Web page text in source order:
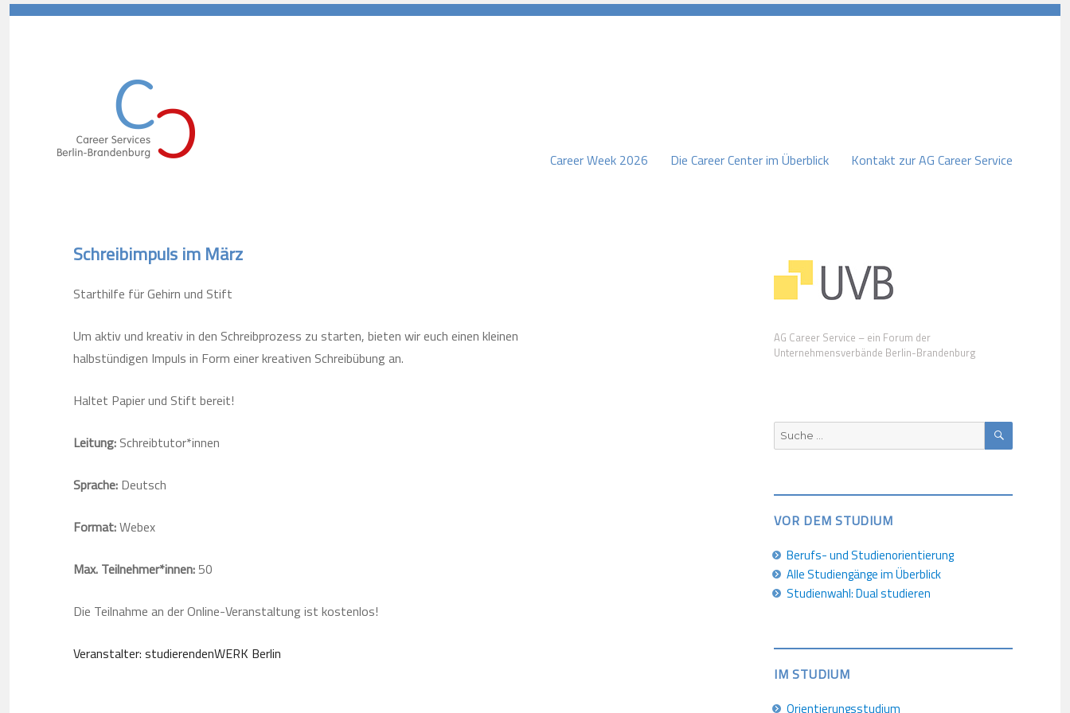
Career Week 2026 Die Career Center im Überblick Kontakt zur AG Career Service
Schreibimpuls im März
Starthilfe für Gehirn und Stift
Um aktiv und kreativ in den Schreibprozess zu starten, bieten wir euch einen kleinen
halbstündigen Impuls in Form einer kreativen Schreibübung an.
Haltet Papier und Stift bereit!
Leitung: Schreibtutor*innen
Sprache: Deutsch
Format:Webex
Max. Teilnehmer*innen:50
Die Teilnahme an der Online-Veranstaltung ist kostenlos!
Veranstalter: studierendenWERK Berlin
AG Career Service – ein Forum der
Unternehmensverbände Berlin-Brandenburg
Suche
nach:
SUCHEN
VOR DEM STUDIUM
Berufs- und Studienorientierung
Alle Studiengänge im Überblick
Studienwahl: Dual studieren
IM STUDIUM
Orientierungsstudium